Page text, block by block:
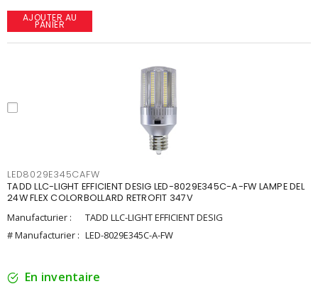
AJOUTER AU
PANIER
LED8029E345CAFW
TADD LLC-LIGHT EFFICIENT DESIG LED-8029E345C-A-FW LAMPE DEL
24W FLEX COLORBOLLARD RETROFIT 347V
Manufacturier :
TADD LLC-LIGHT EFFICIENT DESIG
# Manufacturier : LED-8029E345C-A-FW
En inventaire